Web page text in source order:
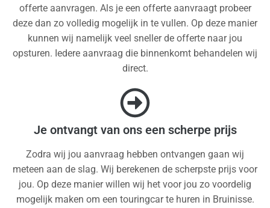
offerte aanvragen. Als je een offerte aanvraagt probeer
deze dan zo volledig mogelijk in te vullen. Op deze manier
kunnen wij namelijk veel sneller de offerte naar jou
opsturen. Iedere aanvraag die binnenkomt behandelen wij
direct.
Je ontvangt van ons een scherpe prijs
Zodra wij jou aanvraag hebben ontvangen gaan wij
meteen aan de slag. Wij berekenen de scherpste prijs voor
jou. Op deze manier willen wij het voor jou zo voordelig
mogelijk maken om een touringcar te huren in Bruinisse.